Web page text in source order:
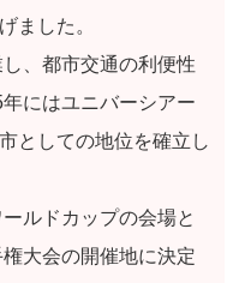
ました。
、都市交通の利便性
にはユニバーシアー
としての地位を確立し
ルドカップの会場と
大会の開催地に決定